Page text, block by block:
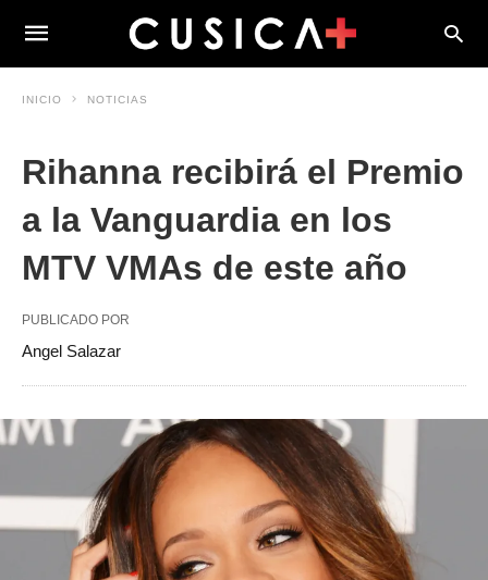
INICIO NOTICIAS
Rihanna recibirá el Premio
a la Vanguardia en los
MTV VMAs de este año
PUBLICADO POR
Angel Salazar